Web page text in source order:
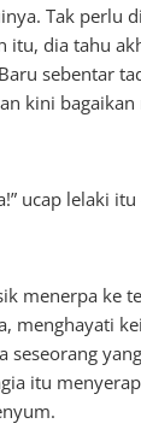
Tak perlu
itu, dia tahu
sebentar
kini
ucap lelaki
menerpa ke
menghayati
seseorang
itu